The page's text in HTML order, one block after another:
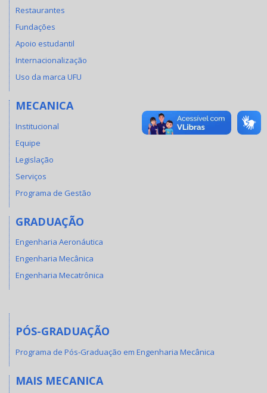
Restaurantes
Fundações
Apoio estudantil
Internacionalização
Uso da marca UFU
MECANICA
Institucional
Equipe
Legislação
Serviços
Programa de Gestão
GRADUAÇÃO
Engenharia Aeronáutica
Engenharia Mecânica
Engenharia Mecatrônica
PÓS-GRADUAÇÃO
Programa de Pós-Graduação em Engenharia Mecânica
MAIS MECANICA